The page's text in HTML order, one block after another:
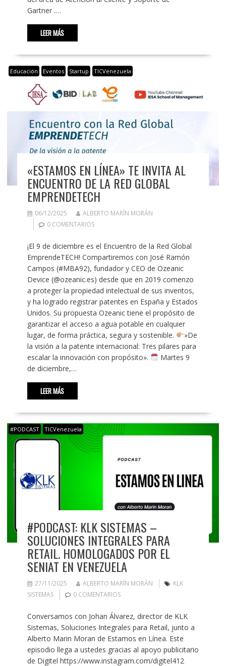
Gartner .…
LEER MÁS
Educación Eventos Startup TICVenezuela
«ESTAMOS EN LÍNEA» TE INVITA AL
ENCUENTRO DE LA RED GLOBAL
EMPRENDETECH
06/12/2025
ALBERTO MARÍN MORÁN
0 COMENTARIOS
¡El 9 de diciembre es el Encuentro de la Red Global
EmprendeTECH! Compartiremos con José Ramón
Campos (#MBA92), fundador y CEO de Ozeanic
Device (@ozeanic.es) desde que en 2019 comenzo
a proteger la propiedad intelectual de sus inventos,
y ha logrado registrar patentes en España y Estados
Unidos. Su propuesta Ozeanic tiene el propósito de
garantizar el acceso a agua potable en cualquier
lugar, de forma práctica, segura y sostenible.
»De
la visión a la patente internacional: Tres pilares para
escalar la innovación con propósito».
Martes 9
de diciembre,…
LEER MÁS
#PODCAST TICVenezuela
#PODCAST: KLK SISTEMAS –
SOLUCIONES INTEGRALES PARA
RETAIL. HOMOLOGADOS POR EL
SENIAT EN VENEZUELA
27/11/2025 ALBERTO MARÍN MORÁN
KLK
SISTEMAS
0 COMENTARIOS
Conversamos con Johan Álvarez, director de KLK
Sistemas, Soluciones Integrales para Retail, junto a
Alberto Marin Moran de Estamos en Línea. Este
episodio llega a ustedes gracias al apoyo publicitario
de Digitel https://www.instagram.com/digitel412